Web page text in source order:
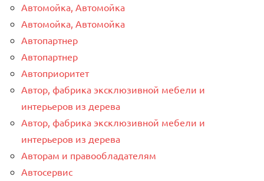
Автомойка, Автомойка
Автомойка, Автомойка
Автопартнер
Автопартнер
Автоприоритет
Автор, фабрика эксклюзивной мебели и
интерьеров из дерева
Автор, фабрика эксклюзивной мебели и
интерьеров из дерева
Авторам и правообладателям
Автосервис